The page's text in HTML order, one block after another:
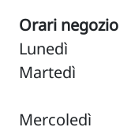
Orari negozio
Lunedì
Martedì
Mercoledì